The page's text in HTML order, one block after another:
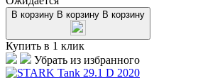
В корзину В корзину В корзину
Купить в 1 клик
Убрать из избранного